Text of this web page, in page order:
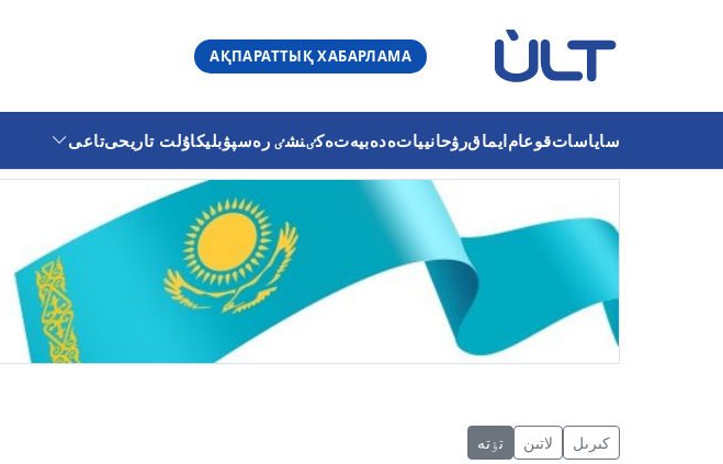
АҚПАРАТТЫҚ ХАБАРЛАМА
ساياساتقوعامايماقرۋحانيياتەدەبيەتەكٸنشٸ رەسپۋبليكاۇلت تاريحىتاعى
كىرىل لاتىن تٶتە